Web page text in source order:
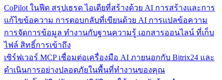
CoPilot ในฟีด สรุปเธรด ไอเดียที่สร้างด้วย AI การสร้างและการ
แก้ไขข้อความ การตอบกลับที่เขียนด้วย AI การแปลข้อความ
การจัดการข้อมูล ทำงานกับฐานความรู้ เอกสารออนไลน์ ที่เก็บ
ไฟล์ สิทธิ์การเข้าถึง
เซิร์ฟเวอร์ MCP เชื่อมต่อเครื่องมือ AI ภายนอกกับ Bitrix24 และ
ดำเนินการอย่างปลอดภัยในพื้นที่ทำงานของคุณ